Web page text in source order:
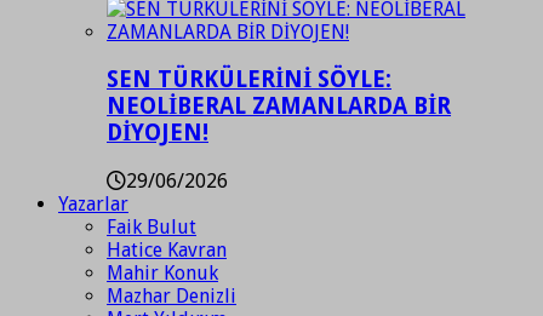
SEN TÜRKÜLERİNİ SÖYLE:
NEOLİBERAL ZAMANLARDA BİR
DİYOJEN!
29/06/2026
Yazarlar
Faik Bulut
Hatice Kavran
Mahir Konuk
Mazhar Denizli